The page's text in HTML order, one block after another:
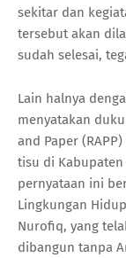
sekitar dan
tersebut akan
sudah selesai,
Lain halnya
menyatakan
and Paper
tisu di Kabupaten
pernyataan ini
Lingkungan
Nurofiq, yang
dibangun tanpa